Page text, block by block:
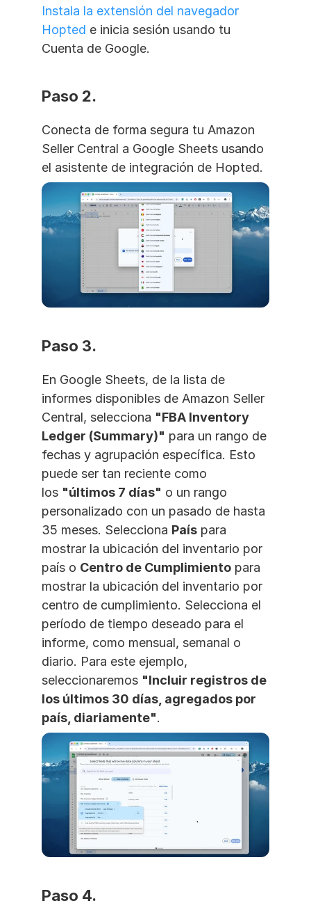
Instala la extensión del navegador
Hopted e inicia sesión usando tu
Cuenta de Google.
Paso 2.
Conecta de forma segura tu Amazon
Seller Central a Google Sheets usando
el asistente de integración de Hopted.
Paso 3.
En Google Sheets, de la lista de
informes disponibles de Amazon Seller
Central, selecciona "FBA Inventory
Ledger (Summary)" para un rango de
fechas y agrupación específica. Esto
puede ser tan reciente como
los "últimos 7 días" o un rango
personalizado con un pasado de hasta
35 meses. Selecciona País para
mostrar la ubicación del inventario por
país o Centro de Cumplimiento para
mostrar la ubicación del inventario por
centro de cumplimiento. Selecciona el
período de tiempo deseado para el
informe, como mensual, semanal o
diario. Para este ejemplo,
seleccionaremos "Incluir registros de
los últimos 30 días, agregados por
país, diariamente".
Paso 4.